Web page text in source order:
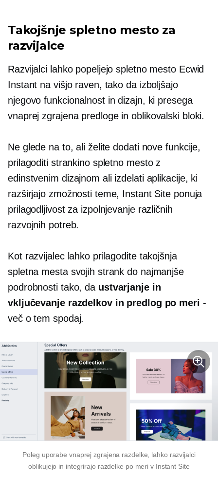
Takojšnje spletno mesto za
razvijalce
Razvijalci lahko popeljejo spletno mesto Ecwid
Instant na višjo raven, tako da izboljšajo
njegovo funkcionalnost in dizajn, ki presega
vnaprej zgrajenapredloge in oblikovalski bloki.
Ne glede na to, ali želite dodati nove funkcije,
prilagoditi strankino spletno mesto z
edinstvenim dizajnom ali izdelati aplikacije, ki
razširjajo zmožnosti teme, Instant Site ponuja
prilagodljivost za izpolnjevanje različnih
razvojnih potreb.
Kot razvijalec lahko prilagodite takojšnja
spletna mesta svojih strank do najmanjše
podrobnosti tako, da ustvarjanje in
vključevanje razdelkov in predlog po meri -
več o tem spodaj.
Poleg uporabe vnaprej zgrajena razdelke, lahko razvijalci
oblikujejo in integrirajo razdelke po meri v Instant Site